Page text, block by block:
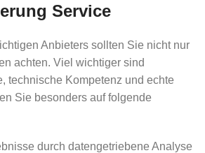
Service
Anbieters sollten Sie nicht nur
achten. Viel wichtiger sind
technische Kompetenz und echte
Sie besonders auf folgende
durch datengetriebene Analyse